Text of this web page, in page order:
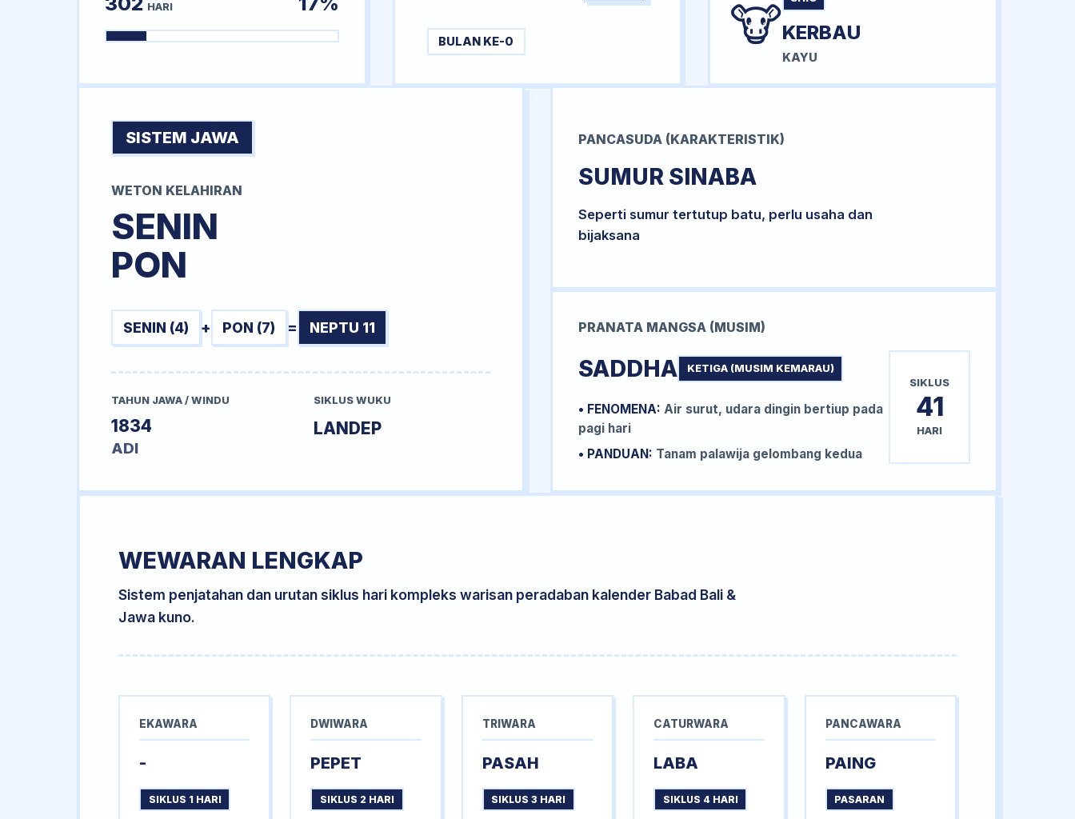
HARI
BULAN KE-0 🐮KERBAU
KAYU
SISTEM JAWA
WETON KELAHIRAN
SENIN
PON
SENIN (4) + PON (7) = NEPTU 11
TAHUN JAWA / WINDU
1834
ADI
SIKLUS WUKU
LANDEP
PANCASUDA (KARAKTERISTIK)
SUMUR SINABA
Seperti sumur tertutup batu, perlu usaha dan
bijaksana
PRANATA MANGSA (MUSIM)
SADDHA KETIGA (MUSIM KEMARAU)
• FENOMENA: Air surut, udara dingin bertiup pada
pagi hari
• PANDUAN: Tanam palawija gelombang kedua
SIKLUS
41
HARI
WEWARAN LENGKAP
Sistem penjatahan dan urutan siklus hari kompleks warisan peradaban kalender Babad Bali &
Jawa kuno.
EKAWARA
-
SIKLUS 1 HARI
DWIWARA
PEPET
SIKLUS 2 HARI
TRIWARA
PASAH
SIKLUS 3 HARI
CATURWARA
LABA
SIKLUS 4 HARI
PANCAWARA
PAING
PASARAN